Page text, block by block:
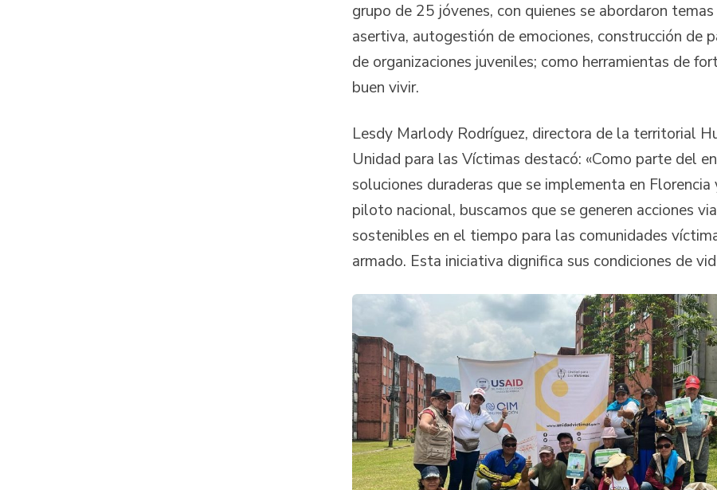
grupo de 25 jóvenes, con quienes se abordaron
asertiva, autogestión de emociones, construcción de
de organizaciones juveniles; como herramientas de
buen vivir.
Lesdy Marlody Rodríguez, directora de la territorial
Unidad para las Víctimas destacó: «Como parte del
soluciones duraderas que se implementa en Florencia
piloto nacional, buscamos que se generen acciones
sostenibles en el tiempo para las comunidades
armado. Esta iniciativa dignifica sus condiciones de